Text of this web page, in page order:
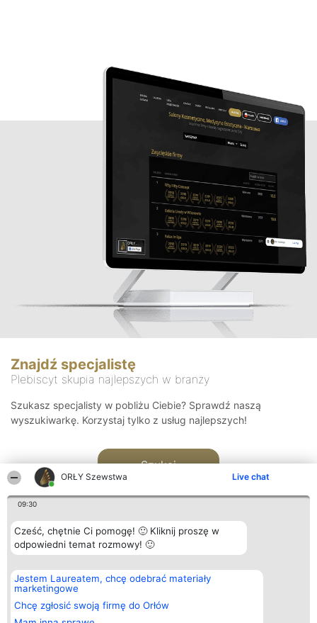
ORŁY Szewstwa Live chat
09:30
Cześć, chętnie Ci pomogę! 🙂 Kliknij proszę w
odpowiedni temat rozmowy! 🙂
Jestem Laureatem, chcę odebrać materiały
marketingowe
Chcę zgłosić swoją firmę do Orłów
Znajdź specjalistę
Plebiscyt skupia najlepszych w branży
Szukasz specjalisty w pobliżu Ciebie? Sprawdź naszą
wyszukiwarkę. Korzystaj tylko z usług najlepszych!
Szukaj
Organizator plebiscytu
Bright Side Solutions sp. z o.
o. sp. k.
ul. Ruska 22
Wrocław 50-079
Plebiscyt
Laureaci
wszystkich
Laureatów
Kontakt
Kontakt